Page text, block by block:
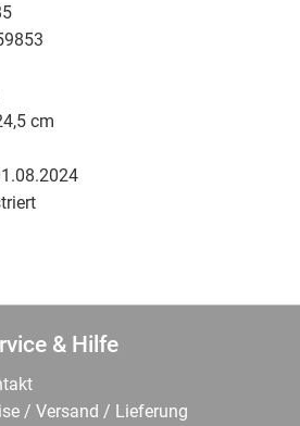
cm
& Hilfe
/ Versand / Lieferung